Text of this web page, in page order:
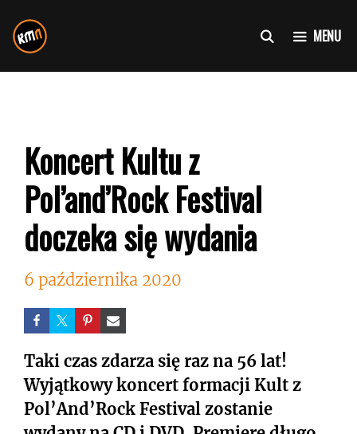
do
treści
MENU
Koncert Kultu z
Pol’and’Rock Festival
doczeka się wydania
6 października 2020
Taki czas zdarza się raz na 56 lat!
Wyjątkowy koncert formacji Kult z
Pol’And’Rock Festival zostanie